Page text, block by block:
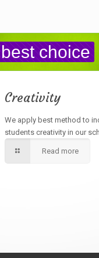
best choice
Creativity
We apply best method to
students creativity in our
Read more